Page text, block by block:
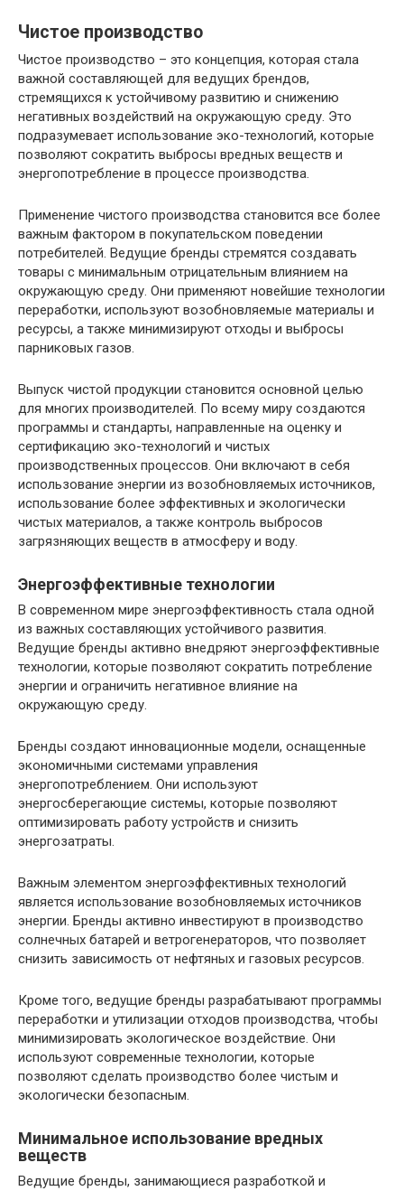
Чистое производство
Чистое производство – это концепция, которая стала
важной составляющей для ведущих брендов,
стремящихся к устойчивому развитию и снижению
негативных воздействий на окружающую среду. Это
подразумевает использование эко-технологий, которые
позволяют сократить выбросы вредных веществ и
энергопотребление в процессе производства.
Применение чистого производства становится все более
важным фактором в покупательском поведении
потребителей. Ведущие бренды стремятся создавать
товары с минимальным отрицательным влиянием на
окружающую среду. Они применяют новейшие технологии
переработки, используют возобновляемые материалы и
ресурсы, а также минимизируют отходы и выбросы
парниковых газов.
Выпуск чистой продукции становится основной целью
для многих производителей. По всему миру создаются
программы и стандарты, направленные на оценку и
сертификацию эко-технологий и чистых
производственных процессов. Они включают в себя
использование энергии из возобновляемых источников,
использование более эффективных и экологически
чистых материалов, а также контроль выбросов
загрязняющих веществ в атмосферу и воду.
Энергоэффективные технологии
В современном мире энергоэффективность стала одной
из важных составляющих устойчивого развития.
Ведущие бренды активно внедряют энергоэффективные
технологии, которые позволяют сократить потребление
энергии и ограничить негативное влияние на
окружающую среду.
Бренды создают инновационные модели, оснащенные
экономичными системами управления
энергопотреблением. Они используют
энергосберегающие системы, которые позволяют
оптимизировать работу устройств и снизить
энергозатраты.
Важным элементом энергоэффективных технологий
является использование возобновляемых источников
энергии. Бренды активно инвестируют в производство
солнечных батарей и ветрогенераторов, что позволяет
снизить зависимость от нефтяных и газовых ресурсов.
Кроме того, ведущие бренды разрабатывают программы
переработки и утилизации отходов производства, чтобы
минимизировать экологическое воздействие. Они
используют современные технологии, которые
позволяют сделать производство более чистым и
экологически безопасным.
Минимальное использование вредных
веществ
Ведущие бренды, занимающиеся разработкой и